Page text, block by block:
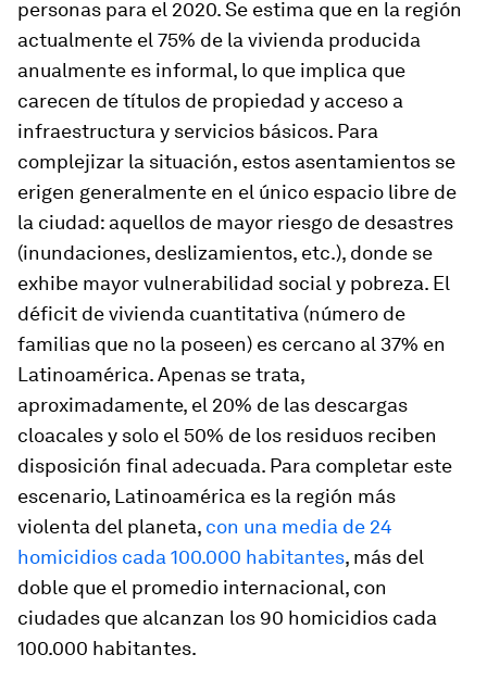
personas para el 2020. Se estima que en la región
actualmente el 75% de la vivienda producida
anualmente es informal, lo que implica que
carecen de títulos de propiedad y acceso a
infraestructura y servicios básicos. Para
complejizar la situación, estos asentamientos se
erigen generalmente en el único espacio libre de
la ciudad: aquellos de mayor riesgo de desastres
(inundaciones, deslizamientos, etc.), donde se
exhibe mayor vulnerabilidad social y pobreza. El
déficit de vivienda cuantitativa (número de
familias que no la poseen) es cercano al 37% en
Latinoamérica. Apenas se trata,
aproximadamente, el 20% de las descargas
cloacales y solo el 50% de los residuos reciben
disposición final adecuada. Para completar este
escenario, Latinoamérica es la región más
violenta del planeta, con una media de 24
homicidios cada 100.000 habitantes, más del
doble que el promedio internacional, con
ciudades que alcanzan los 90 homicidios cada
100.000 habitantes.